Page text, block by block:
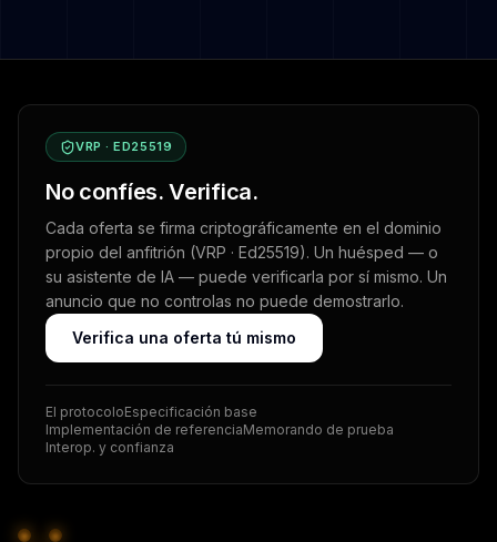
VRP · ED25519
No confíes. Verifica.
Cada oferta se firma criptográficamente en el dominio
propio del anfitrión (VRP · Ed25519). Un huésped — o
su asistente de IA — puede verificarla por sí mismo. Un
anuncio que no controlas no puede demostrarlo.
Verifica una oferta tú mismo
El protocoloEspecificación base
Implementación de referenciaMemorando de prueba
Interop. y confianza